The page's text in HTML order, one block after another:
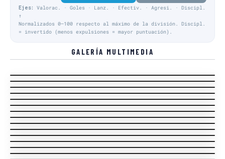
Ejes:
Valorac. · Goles · Lanz. · Efectiv. · Agresi. · Discipl.
↑
Normalizados 0–100 respecto al máximo de la división. Discipl.
= invertido (menos expulsiones = mayor puntuación).
GALERÍA MULTIMEDIA
Liga Regular · J22
Liga Regular · J18
Liga Regular · J18
Liga Regular · J18
Liga Regular · J18
Liga Regular · J18
Liga Regular · J19
Liga Regular · J19
Liga Regular · J19
Liga Regular · J16
Liga Regular · J16
Liga Regular · J16
Liga Regular · J12
Liga Regular · J14